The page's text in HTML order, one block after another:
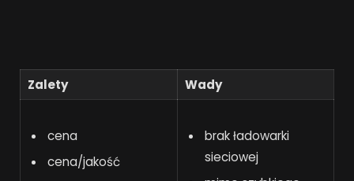
Zalety Wady
cena
cena/jakość
brak ładowarki
sieciowej